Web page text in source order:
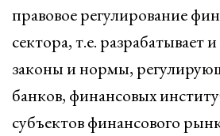
правовое регулирование
сектора, т.е. разрабатывает
законы и нормы,
банков, финансовых
субъектов финансового